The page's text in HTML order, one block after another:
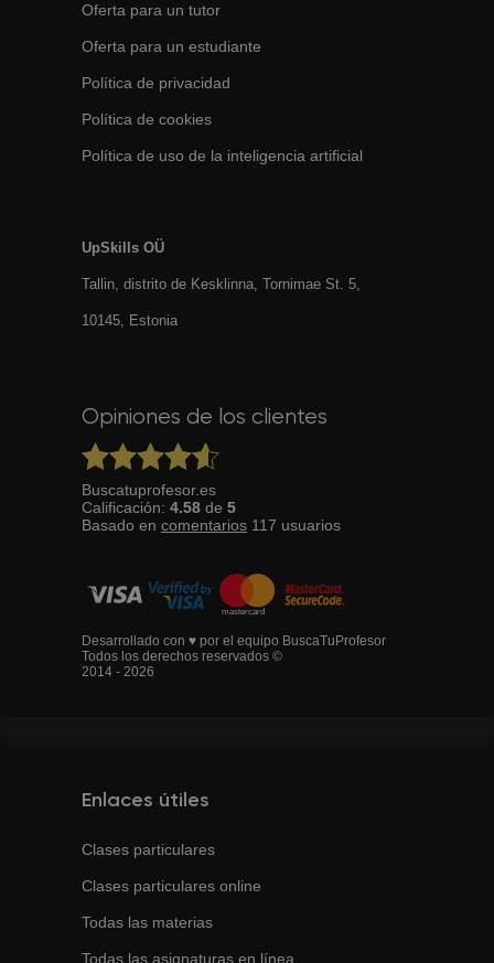
Oferta para un tutor
Oferta para un estudiante
Política de privacidad
Política de cookies
Política de uso de la inteligencia artificial
UpSkills OÜ
Tallin, distrito de Kesklinna, Tornimаe St. 5,
10145, Estonia
Opiniones de los clientes
Buscatuprofesor.es
Calificación: 4.58 de 5
Basado en comentarios 117 usuarios
Desarrollado con ♥ por el equipo BuscaTuProfesor
Todos los derechos reservados ©
2014 - 2026
Enlaces útiles
Clases particulares
Clases particulares online
Todas las materias
Todas las asignaturas en línea